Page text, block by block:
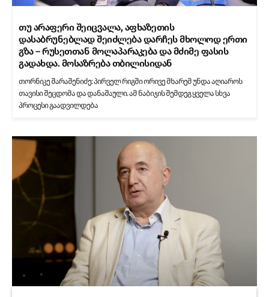
თუ არაფერი შეიცვალა, აფხაზეთის
დასაბრუნებლად შეიძლება დარჩეს მხოლოდ ერთი
გზა – რუსეთთან მოლაპარაკება და მძიმე ფასის
გადახდა. მოსაზრება თბილისიდან
თორნიკე შარაშენიძე: პირველ რიგში ორივე მხარემ უნდა აღიაროს
თავისი შეცდომა და დანაშაული. ამ ნაბიჯის შემდეგ ყველა სხვა
პროცესი გაადვილდება